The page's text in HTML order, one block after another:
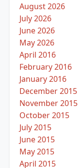
August 2026
July 2026
June 2026
May 2026
April 2016
February 2016
January 2016
December 2015
November 2015
October 2015
July 2015
June 2015
May 2015
April 2015